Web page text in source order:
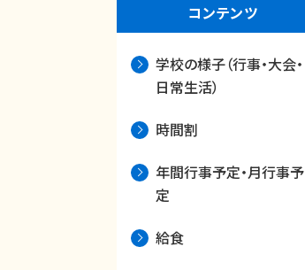
コンテンツ
学校の様子（行事・大会・
日常生活）
時間割
年間行事予定・月行事予
定
給食